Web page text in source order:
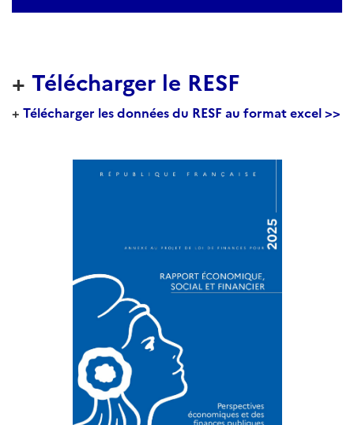
+ Télécharger le RESF
+ Télécharger les données du RESF au format excel >>